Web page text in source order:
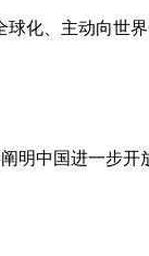
化、主动向世
明中国进一步开